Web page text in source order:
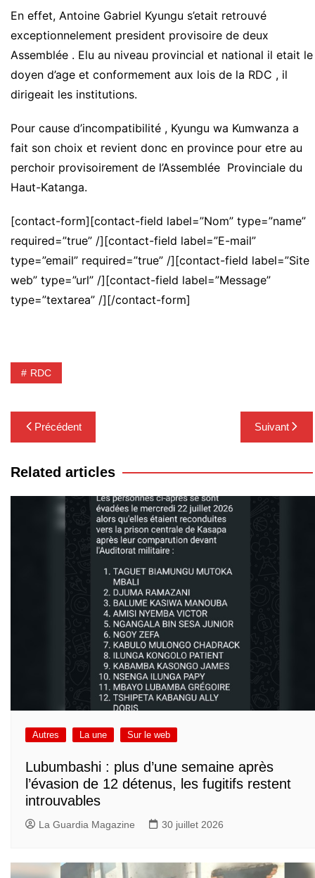
En effet, Antoine Gabriel Kyungu s’etait retrouvé
exceptionnelement president provisoire de deux
Assemblée . Elu au niveau provincial et national il etait le
doyen d’age et conformement aux lois de la RDC , il
dirigeait les institutions.
Pour cause d’incompatibilité , Kyungu wa Kumwanza a
fait son choix et revient donc en province pour etre au
perchoir provisoirement de l’Assemblée Provinciale du
Haut-Katanga.
[contact-form][contact-field label=”Nom” type=”name”
required=”true” /][contact-field label=”E-mail”
type=”email” required=”true” /][contact-field label=”Site
web” type=”url” /][contact-field label=”Message”
type=”textarea” /][/contact-form]
RDC
Navigation
de
l’article
Précédent Suivant
Related articles
Autres La une Sur le web
Lubumbashi : plus d’une semaine après
l’évasion de 12 détenus, les fugitifs restent
introuvables
La Guardia Magazine 30 juillet 2026